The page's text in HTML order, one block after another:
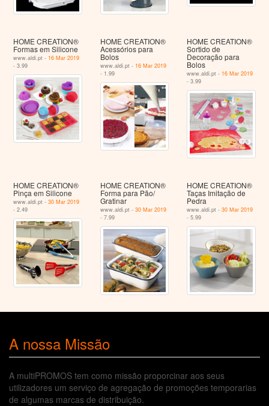
HOME CREATION®
Formas em Silicone
www.aldi.pt - 16 Mar 2019
- 3.99
HOME CREATION®
Acessórios para
Bolos
www.aldi.pt - 16 Mar 2019
- 1.99
HOME CREATION®
Sortido de
Decoração para
Bolos
www.aldi.pt - 16 Mar 2019
- 3.99
HOME CREATION®
Pinça em Silicone
www.aldi.pt -30 Mar 2019
- 2.49
HOME CREATION®
Forma para Pão/
Gratinar
www.aldi.pt - 30 Mar 2019
- 7.99
HOME CREATION®
Taças Imitação de
Pedra
www.aldi.pt -30 Mar 2019
- 5.99
A nossa Missão
A multiPROMOS tem como missão proporcinar aos seus
utilizadores um serviço de agregação de promoções temporarias
de algumas marcas de distribuição.